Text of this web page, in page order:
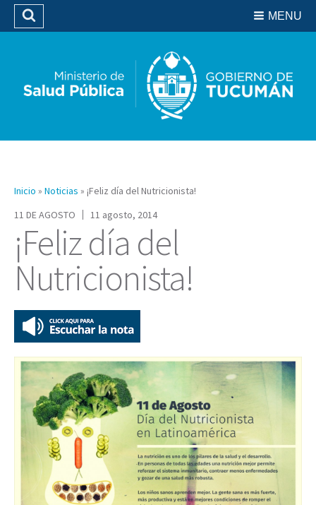
Biblioteca
MENU
Buscar
Inicio » Noticias » ¡Feliz día del Nutricionista!
11 DE AGOSTO
11 agosto, 2014
¡Feliz día del
Nutricionista!